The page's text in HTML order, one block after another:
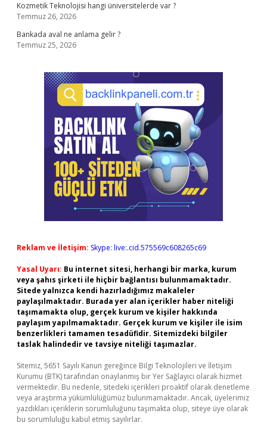
Kozmetik Teknolojisi hangi üniversitelerde var ?
Temmuz 26, 2026
Bankada aval ne anlama gelir ?
Temmuz 25, 2026
Reklam ve İletişim: Skype: live:.cid.575569c608265c69
Yasal Uyarı: Bu internet sitesi, herhangi bir marka, kurum
veya şahıs şirketi ile hiçbir bağlantısı bulunmamaktadır.
Sitede yalnızca kendi hazırladığımız makaleler
paylaşılmaktadır. Burada yer alan içerikler haber niteliği
taşımamakta olup, gerçek kurum ve kişiler hakkında
paylaşım yapılmamaktadır. Gerçek kurum ve kişiler ile isim
benzerlikleri tamamen tesadüfidir. Sitemizdeki bilgiler
taslak halindedir ve tavsiye niteliği taşımazlar.
Sitemiz, 5651 Sayılı Kanun gereğince Bilgi Teknolojileri ve İletişim
Kurumu (BTK) tarafından onaylanmış bir Yer Sağlayıcı olarak hizmet
vermektedir. Bu nedenle, sitedeki içerikleri proaktif olarak denetleme
veya araştırma yükümlülüğümüz bulunmamaktadır. Ancak, üyelerimiz
yazdıkları içeriklerin sorumluluğunu taşımakta olup, siteye üye olarak
bu sorumluluğu kabul etmiş sayılırlar.